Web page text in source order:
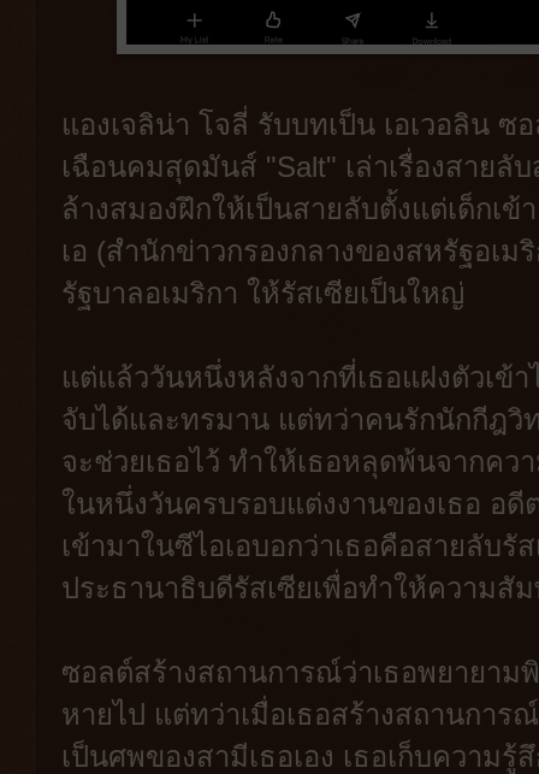
แองเจลิน่า โจลี่ รับบทเป็น เอเวอลิน
เฉือนคมสุดมันส์ "Salt" เล่าเรื่องสายลั
ล้างสมองฝึกให้เป็นสายลับตั้งแต่เด็กเ
เอ (สำนักข่าวกรองกลางของสหรัฐอเ
รัฐบาลอเมริกา ให้รัสเซียเป็นใหญ่
แต่แล้ววันหนึ่งหลังจากที่เธอแฝงตัวเข้
จับได้และทรมาน แต่ทว่าคนรักนักกีฎวิ
จะช่วยเธอไว้ ทำให้เธอหลุดพ้นจากค
ในหนึ่งวันครบรอบแต่งงานของเธอ อ
เข้ามาในซีไอเอบอกว่าเธอคือสายลับรั
ประธานาธิบดีรัสเซียเพื่อทำให้ความสั
ซอลต์สร้างสถานการณ์ว่าเธอพยายาม
หายไป แต่ทว่าเมื่อเธอสร้างสถานการ
เป็นศพของสามีเธอเอง เธอเก็บความ